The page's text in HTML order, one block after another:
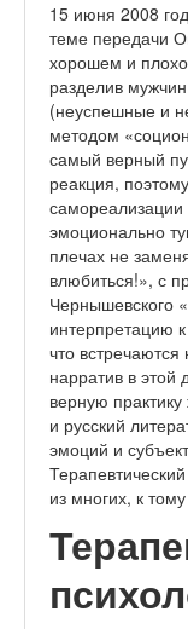
15 июня 2008
теме передачи
хорошем и
разделив
(неуспешные и
методом
самый верный
реакция,
эмоционально
плечах не
влюбиться!», с
Чернышевского
интерпретацию
что
нарратив в этой
верную
и русский
эмоций и
из многих, к